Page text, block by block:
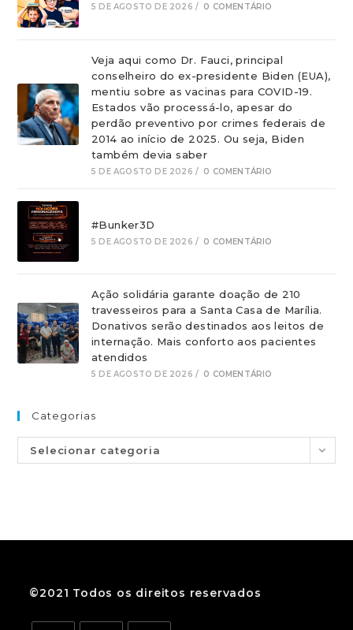
5 DE AGOSTO DE 2026 / 0 COMENTÁRIO
Veja aqui como Dr. Fauci, principal
conselheiro do ex-presidente Biden (EUA),
mentiu sobre as vacinas para COVID-19.
Estados vão processá-lo, apesar do
perdão preventivo por crimes federais de
2014 ao início de 2025. Ou seja, Biden
também devia saber
5 DE AGOSTO DE 2026 / 0 COMENTÁRIO
#Bunker3D
5 DE AGOSTO DE 2026 / 0 COMENTÁRIO
Ação solidária garante doação de 210
travesseiros para a Santa Casa de Marília.
Donativos serão destinados aos leitos de
internação. Mais conforto aos pacientes
atendidos
5 DE AGOSTO DE 2026 / 0 COMENTÁRIO
Categorias
Selecionar categoria
©2021 Todos os direitos reservados